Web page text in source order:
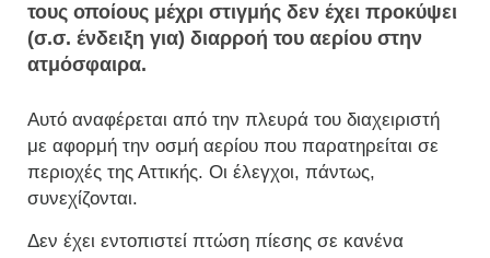
τους οποίους μέχρι στιγμής δεν έχει προκύψει
(σ.σ. ένδειξη για) διαρροή του αερίου στην
ατμόσφαιρα.
Αυτό αναφέρεται από την πλευρά του διαχειριστή
με αφορμή την οσμή αερίου που παρατηρείται σε
περιοχές της Αττικής. Οι έλεγχοι, πάντως,
συνεχίζονται.
Δεν έχει εντοπιστεί πτώση πίεσης σε κανένα